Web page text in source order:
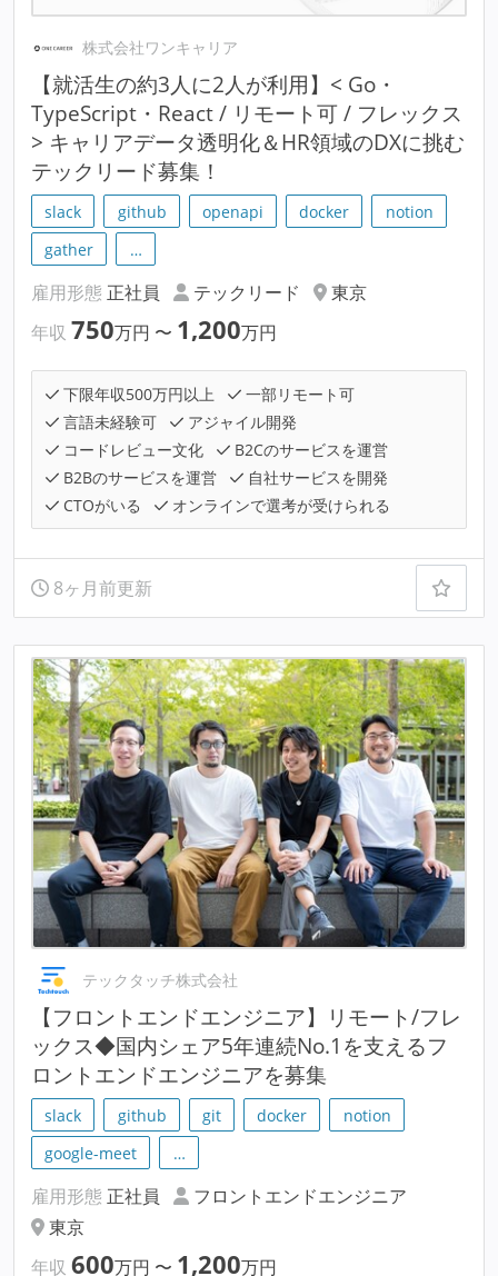
株式会社ワンキャリア
【就活生の約3人に2人が利用】< Go・
TypeScript・React / リモート可 / フレックス
> キャリアデータ透明化＆HR領域のDXに挑む
テックリード募集！
slack github openapi docker
notion
gather
…
雇用形態 正社員 テックリード
東京
年収 750万円 〜 1,200万円
下限年収500万円以上
一部リモート可
言語未経験可
アジャイル開発
コードレビュー文化
B2Cのサービスを運営
B2Bのサービスを運営
自社サービスを開発
CTOがいる
オンラインで選考が受けられる
8ヶ月前更新
テックタッチ株式会社
【フロントエンドエンジニア】リモート/フレ
ックス◆国内シェア5年連続No.1を支えるフ
ロントエンドエンジニアを募集
slack github git docker
notion
google-meet
…
雇用形態 正社員
フロントエンドエンジニア
東京
年収 600万円 〜 1,200万円